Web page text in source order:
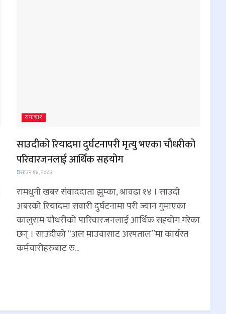
समाचार
साउदीको रियादमा दुर्घटनापरी मृत्यु भएका चौधरीको
परिवारजनलाई आर्थिक सहयोग
साउन १४, २०८३
रामधुनी खबर संवाददाता झुम्का, श्रावढा १४ । साउदी
अबरको रियादमा सवारी दुर्घटनामा परी ज्यान गुमाएका
कालुराम चौधरीको पारिवारजनलाई आर्थिक सहयोग गरेका
छन् । साउदीको “अल माउवासाट अस्पताल”मा कार्यरत
कर्मचारीहरुबाट रु...